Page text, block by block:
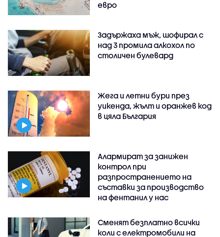
евро
Задържаха мъж, шофирал с
над 3 промила алкохол по
столичен булевард
Жега и летни бури през
уикенда, жълт и оранжев код
в цяла България
Алармират за занижен
контрол при
разпространението на
съставки за производство
на фентанил у нас
Сменят безплатно всички
коли с електромобили на